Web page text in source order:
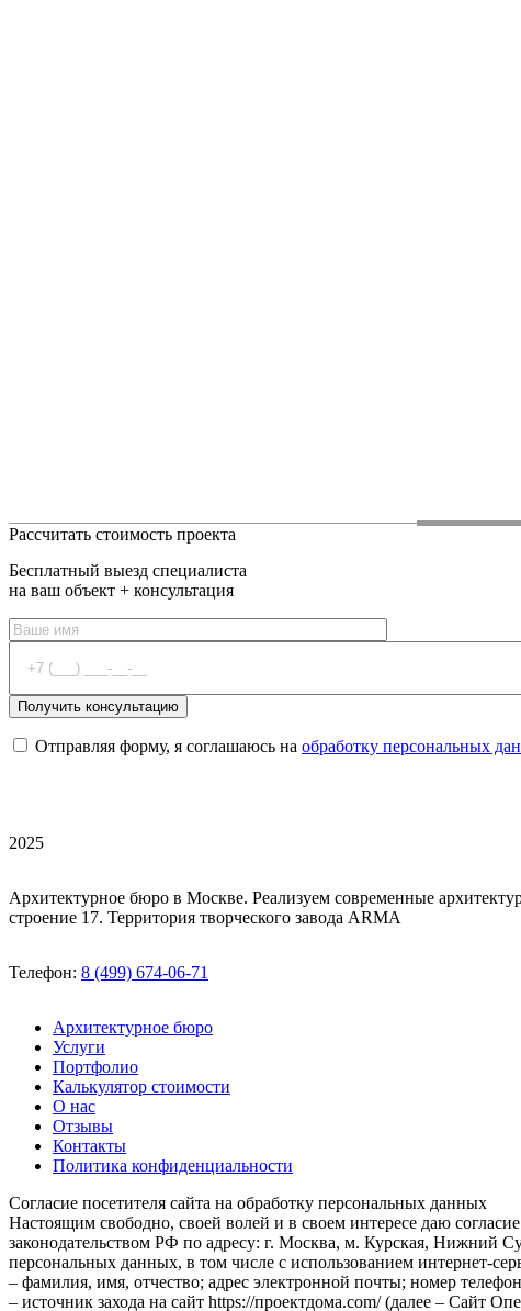
Рассчитать стоимость проекта
Бесплатный выезд специалиста
на ваш объект + консультация
Отправляя форму, я соглашаюсь на обработку персональных
2025
Архитектурное бюро в Москве. Реализуем современные
строение 17. Территория творческого завода ARMA
Телефон: 8 (499) 674-06-71
Архитектурное бюро
Услуги
Портфолио
Калькулятор стоимости
О нас
Отзывы
Контакты
Политика конфиденциальности
Согласие посетителя сайта на обработку персональных данных
Настоящим свободно, своей волей и в своем интересе даю
законодательством РФ по адресу: г. Москва, м. Курская, Нижний
персональных данных, в том числе с использованием интернет-
– фамилия, имя, отчество; адрес электронной почты; номер
– источник захода на сайт https://проектдома.com/ (далее – Сайт